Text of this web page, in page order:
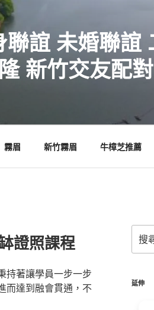
誼 未婚聯誼
新竹交友配對
霧眉 新竹霧眉 牛樟芝推薦
證照課程
持著讓學員一步一步
而達到融會貫通，不
尋
關
字:
延伸